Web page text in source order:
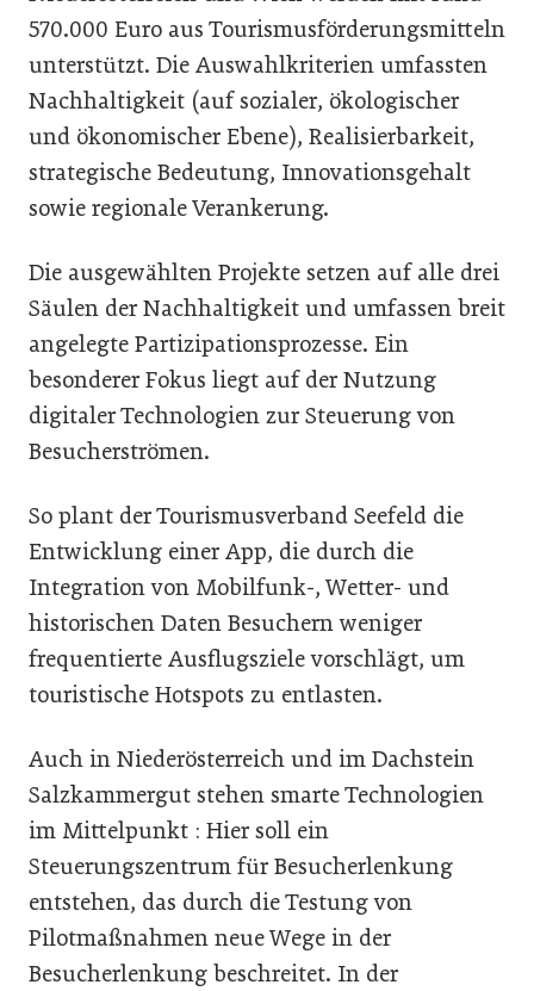
570.000 Euro aus Tourismusförderungsmitteln
unterstützt. Die Auswahlkriterien umfassten
Nachhaltigkeit (auf sozialer, ökologischer
und ökonomischer Ebene), Realisierbarkeit,
strategische Bedeutung, Innovationsgehalt
sowie regionale Verankerung.
Die ausgewählten Projekte setzen auf alle drei
Säulen der Nachhaltigkeit und umfassen breit
angelegte Partizipationsprozesse. Ein
besonderer Fokus liegt auf der Nutzung
digitaler Technologien zur Steuerung von
Besucherströmen.
So plant der Tourismusverband Seefeld die
Entwicklung einer App, die durch die
Integration von Mobilfunk-, Wetter- und
historischen Daten Besuchern weniger
frequentierte Ausflugsziele vorschlägt, um
touristische Hotspots zu entlasten.
Auch in Niederösterreich und im Dachstein
Salzkammergut stehen smarte Technologien
im Mittelpunkt : Hier soll ein
Steuerungszentrum für Besucherlenkung
entstehen, das durch die Testung von
Pilotmaßnahmen neue Wege in der
Besucherlenkung beschreitet. In der